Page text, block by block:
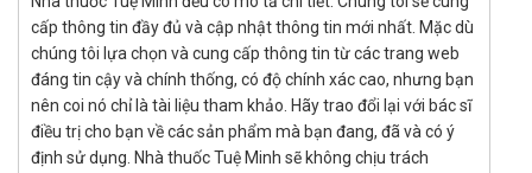
Người quá mẫn với bất cứ thành phần nào có trong sản
phẩm.
Tác dụng phụ của sản phẩm
Tác dụng phụ có thể sảy ra khi sử dụng Đại tràng H/B Khải
cấp thông tin đầy đủ và cập nhật thông tin mới nhất. Mặc dù
chúng tôi lựa chọn và cung cấp thông tin từ các trang web
đáng tin cậy và chính thống, có độ chính xác cao, nhưng bạn
nên coi nó chỉ là tài liệu tham khảo. Hãy trao đổi lại với bác sĩ
điều trị cho bạn về các sản phẩm mà bạn đang, đã và có ý
định sử dụng. Nhà thuốc Tuệ Minh sẽ không chịu trách